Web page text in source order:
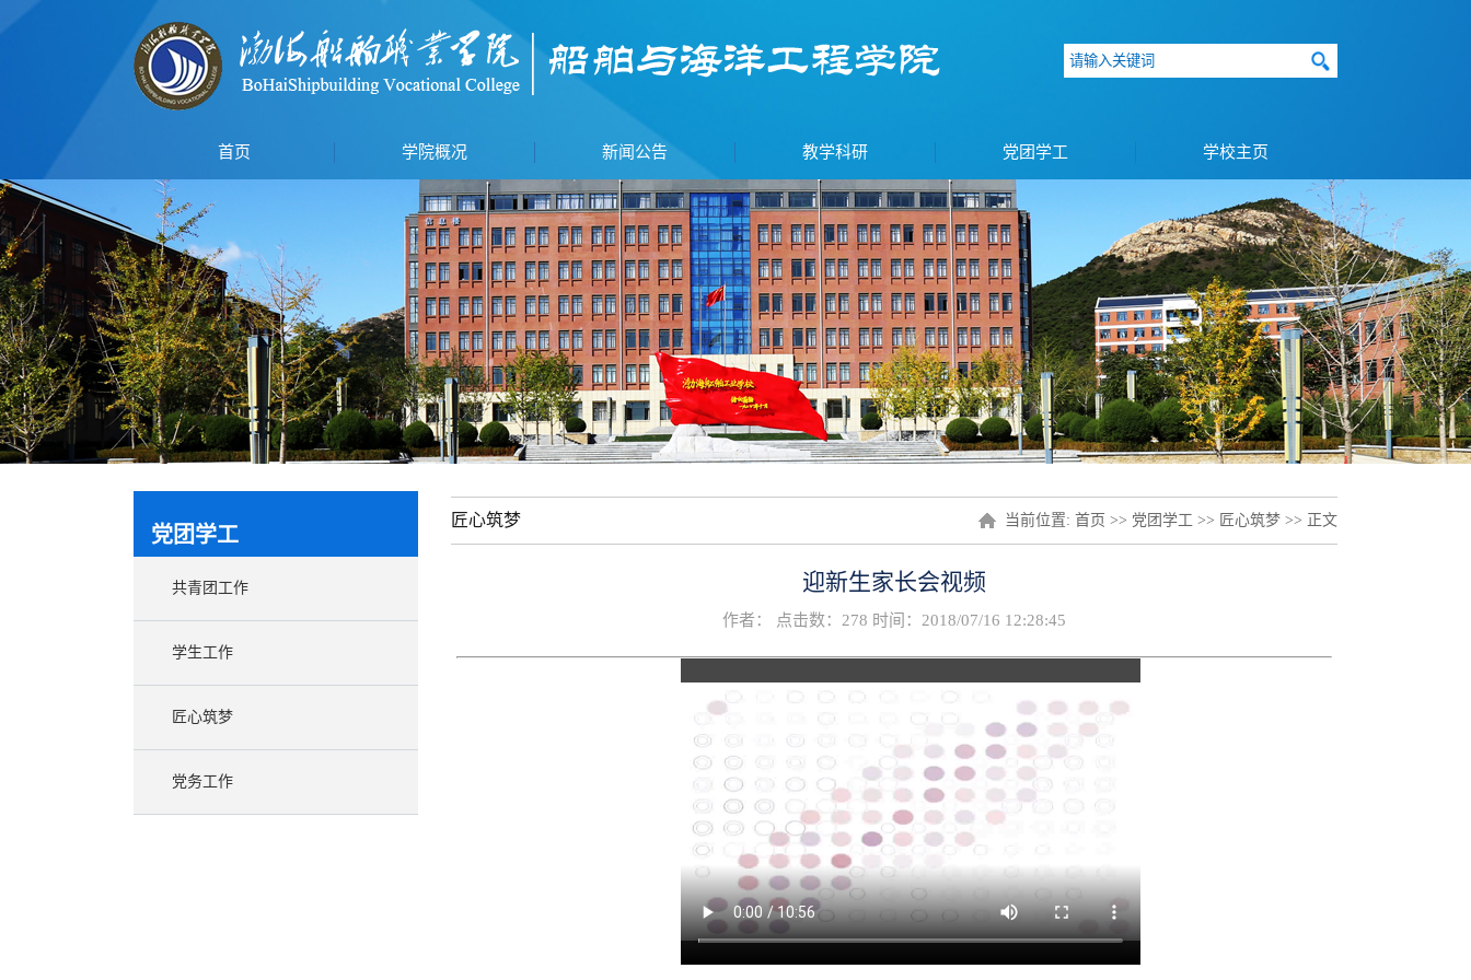
首页 学院概况 新闻公告 教学科研 党团学工 学校主页
党团学工
共青团工作
学生工作
匠心筑梦
党务工作
当前位置: 首页 >> 党团学工 >> 匠心筑梦 >> 正文
匠心筑梦
迎新生家长会视频
作者： 点击数： 278 时间：2018/07/16 12:28:45